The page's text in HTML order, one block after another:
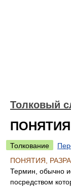
Толковый
Толкование
ПОНЯТИЯ,
Термин, обычно
посредством